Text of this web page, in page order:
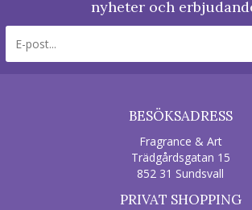
nyheter och
BESÖKSADRESS
Fragrance & Art
Trädgårdsgatan 15
852 31 Sundsvall
PRIVAT SHOPPING